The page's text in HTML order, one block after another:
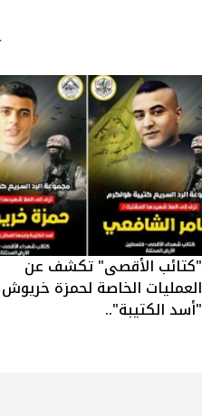
"كتائب الأقصى" تكشف عن
العمليات الخاصة لحمزة خريوش
"أسد الكتيبة"..